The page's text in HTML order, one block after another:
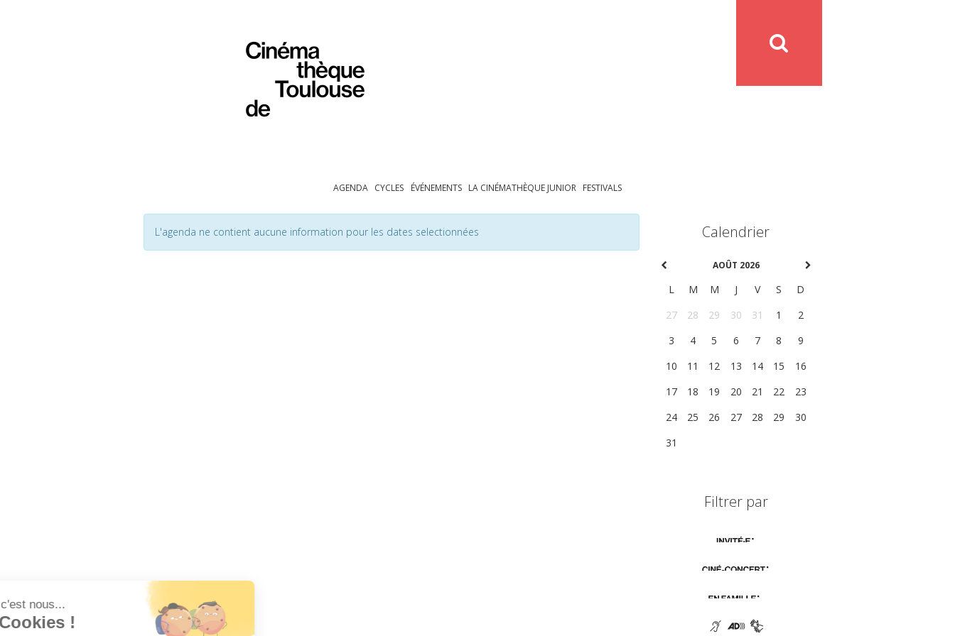
AGENDA CYCLES ÉVÉNEMENTS LA CINÉMATHÈQUE JUNIOR FESTIVALS
L'agenda ne contient aucune information pour les dates selectionnées Calendrier
AOÛT 2026
L M M J V S
D
27
28 29 30 31 1
2
3
4 5 6 7 8
9
10
11 12 13 14 15
16
17
18 19 20 21 22
23
24
25 26 27 28 29
30
31
Filtrer par